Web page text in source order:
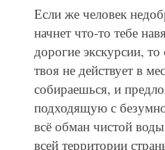
Если же человек
начнет что-то тебе
дорогие экскурсии, то
твоя не действует в
собираешься, и
подходящую с
всё обман чистой
всей территории